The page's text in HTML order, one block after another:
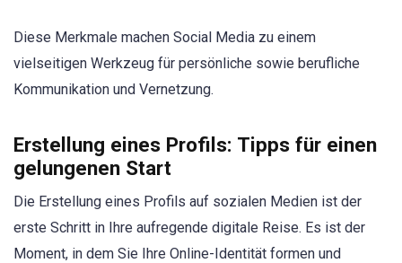
Diese Merkmale machen Social Media zu einem
vielseitigen Werkzeug für persönliche sowie berufliche
Kommunikation und Vernetzung.
Erstellung eines Profils: Tipps für einen
gelungenen Start
Die Erstellung eines Profils auf sozialen Medien ist der
erste Schritt in Ihre aufregende digitale Reise. Es ist der
Moment, in dem Sie Ihre Online-Identität formen und